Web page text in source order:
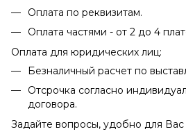
Оплата по реквизитам.
Оплата частями - от 2 до 4
Оплата для юридических лиц:
Безналичный расчет по
Отсрочка согласно
договора.
Задайте вопросы, удобно для